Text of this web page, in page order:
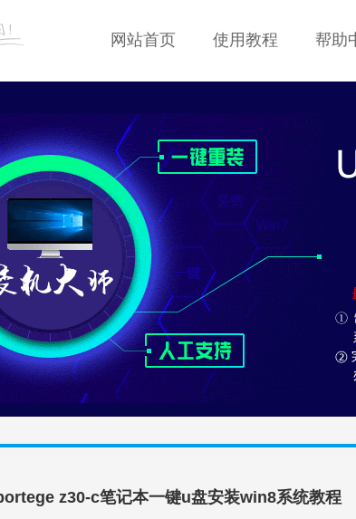
网站首页 使用教程 帮助
z30-c笔记本一键u盘安装win8系统教程